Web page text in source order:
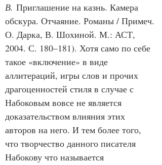
В. Приглашение на казнь. Камера
обскура. Отчаяние. Романы / Примеч.
О. Дарка, В. Шохиной. М.: АСТ,
2004. С. 180–181). Хотя само по себе
такое «включение» в виде
аллитераций, игры слов и прочих
драгоценностей стиля в случае с
Набоковым вовсе не является
доказательством влияния этих
авторов на него. И тем более того,
что творчество данного писателя
Набокову что называется